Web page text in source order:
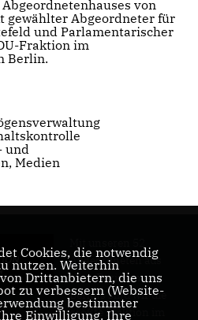
von
gewählter Abgeordneter für
und Parlamentarischer
Fraktion im
Berlin.
und
Medien
Abgeordneten aus
allen Bezirken
Berlins sind wir die
größte Fraktion im
Cookies, die notwendig
nutzen. Weiterhin
Drittanbietern, die uns
zu verbessern (Website-
bestimmter
Einwilligung. Ihre